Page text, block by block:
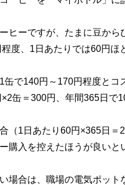
ヒーですが、たまに豆か
度、1日あたりでは60円ほ
缶で140円～170円程度と
缶＝300円、年間365日で
（1日あたり60円×365日
購入を控えたほうが良いと
場合は、職場の電気ポッ